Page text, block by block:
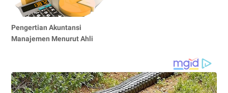
Pengertian Akuntansi
Manajemen Menurut Ahli